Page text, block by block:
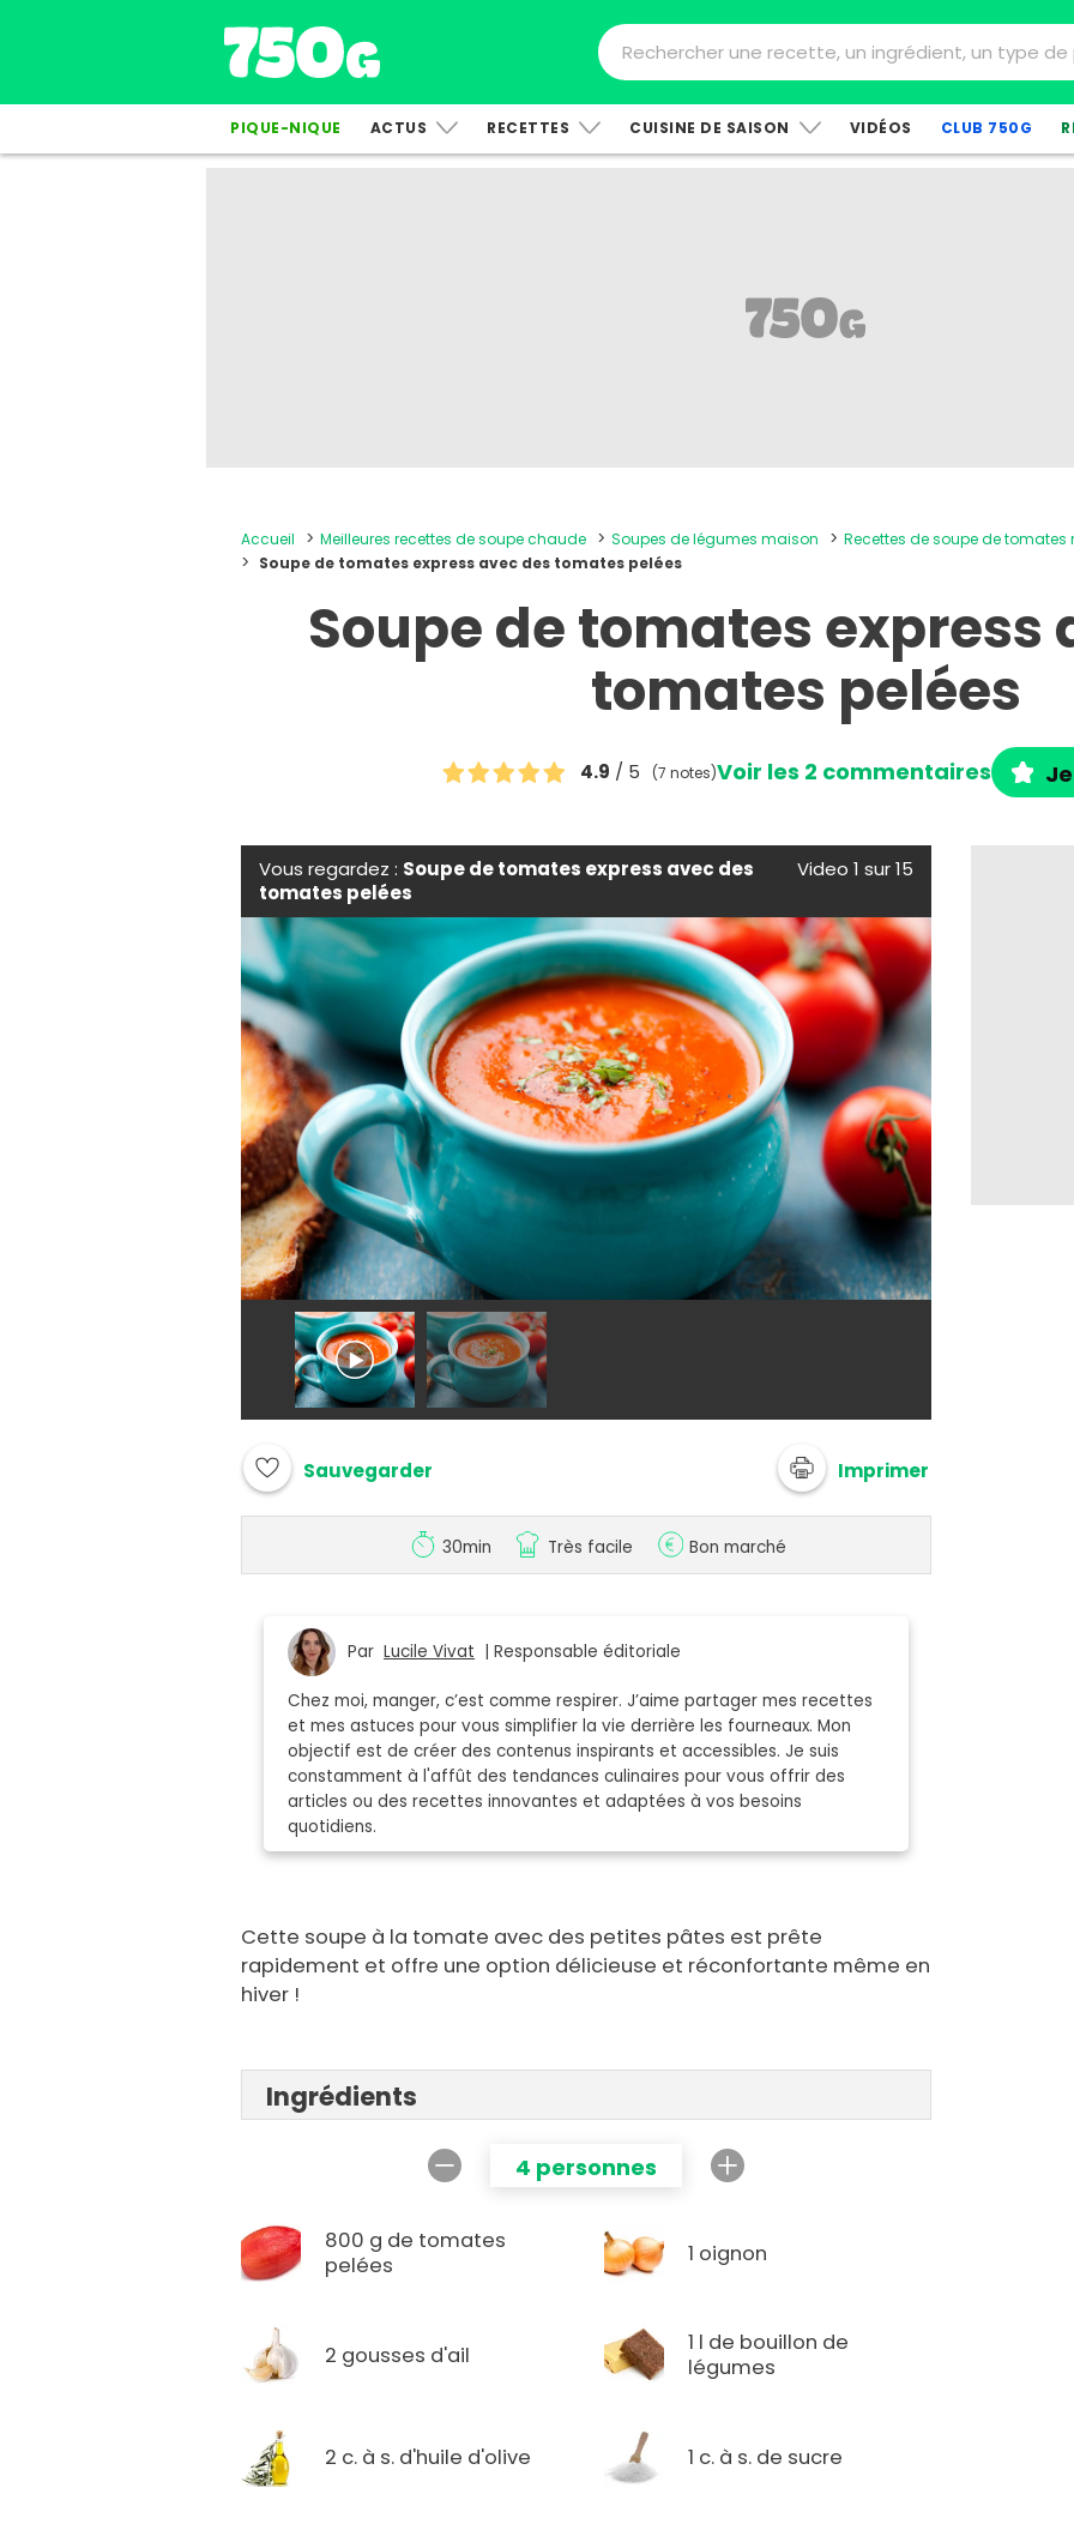
PIQUE-NIQUE ACTUS RECETTES CUISINE DE SAISON VIDÉOS CLUB 750G
Accueil Meilleures recettes de soupe chaude Soupes de légumes maison
Recettes de soupe de tomates
Soupe de tomates express avec des tomates pelées
Soupe de tomates express
tomates pelées
4.9 / 5 (7 notes)Voir les 2 commentaires
Vous regardez : Soupe de tomates express avec des
tomates pelées
Video 1 sur 15
Sauvegarder Imprimer
30min Très facile Bon marché
ParLucile Vivat | Responsable éditoriale
Chez moi, manger, c’est comme respirer. J’aime partager mes recettes
et mes astuces pour vous simplifier la vie derrière les fourneaux. Mon
objectif est de créer des contenus inspirants et accessibles. Je suis
constamment à l'affût des tendances culinaires pour vous offrir des
articles ou des recettes innovantes et adaptées à vos besoins
quotidiens.
Cette soupe à la tomate avec des petites pâtes est prête
rapidement et offre une option délicieuse et réconfortante même en
hiver !
Ingrédients
4 personnes
800 g de tomates
pelées
1 oignon
2 gousses d'ail
1 l de bouillon de
légumes
2 c. à s. d'huile d'olive 1 c. à s. de sucre